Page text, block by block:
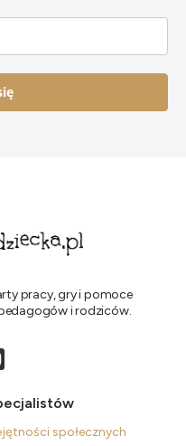
pracy, gry i pomoce
i rodziców.
społecznych